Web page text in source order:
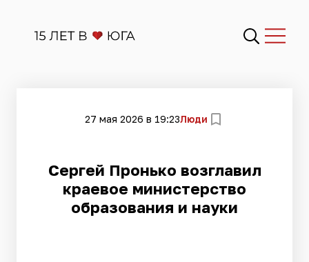
27 мая 2026 в 19:23Люди
Сергей Пронько возглавил
краевое министерство
образования и науки